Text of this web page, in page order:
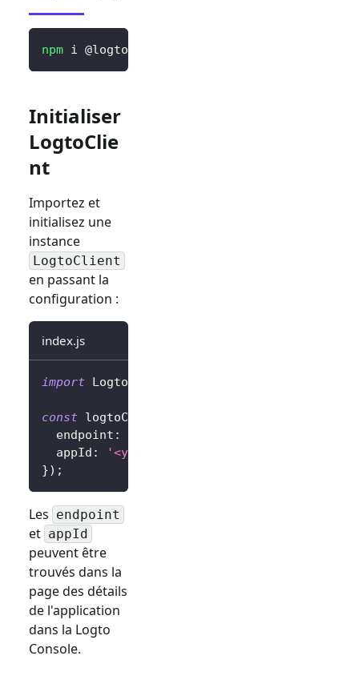
npm i @logto/browser
Initialiser
LogtoClie
nt
Importez et
initialisez une
instance
LogtoClient
en passant la
configuration :
index.js
import LogtoClient
const logtoClient
  endpoint
:
  appId
: '<your-application-id>'
}) ;
Les endpoint
et appId
peuvent être
trouvés dans la
page des détails
de l'application
dans la Logto
Console.